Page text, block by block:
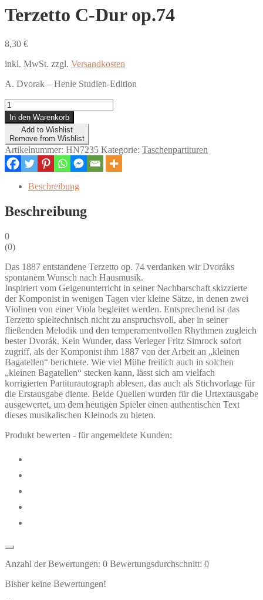
Terzetto C-Dur op.74
8,30 €
inkl. MwSt. zzgl. Versandkosten
A. Dvorak – Henle Studien-Edition
Terzetto
C-
Dur
op.74
Menge
In den Warenkorb
Add to Wishlist
Remove from Wishlist
Artikelnummer: HN7235 Kategorie: Taschenpartituren
Beschreibung
Beschreibung
0
(0)
Das 1887 entstandene Terzetto op. 74 verdanken wir Dvoráks
spontanem Wunsch nach Hausmusik.
Inspiriert vom Geigenunterricht in seiner Nachbarschaft skizzierte
der Komponist in wenigen Tagen vier kleine Sätze, in denen zwei
Violinen von einer Viola begleitet werden. Entsprechend ist das
Terzetto spieltechnisch nicht zu anspruchsvoll, aber in seiner
fließenden Melodik und den temperamentvollen Rhythmen zugleich
bester Dvorák. Kein Wunder, dass Verleger Fritz Simrock sofort
zugriff, als der Komponist ihm 1887 von der Arbeit an „kleinen
Bagatellen“ berichtete. Wie viel Mühe freilich auch in solchen
„kleinen Bagatellen“ stecken kann, lässt sich am vielfach
korrigierten Partiturautograph ablesen, das auch als Stichvorlage für
die Erstausgabe diente. Beide Quellen wurden für die Urtextausgabe
ausgewertet, um dem heutigen Spieler einen authentischen Text
dieses musikalischen Kleinods zu bieten.
Produkt bewerten - für angemeldete Kunden:
Anzahl der Bewertungen: 0 Bewertungsdurchschnitt: 0
Bisher keine Bewertungen!